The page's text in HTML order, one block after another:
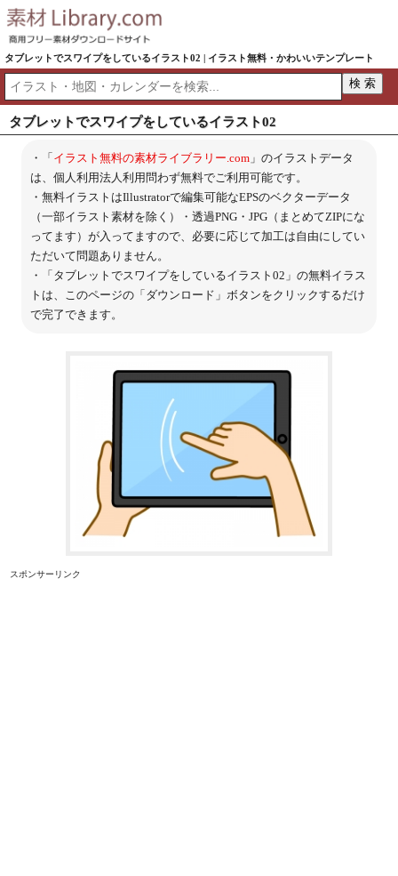
タブレットでスワイプをしているイラスト02 | イラスト無料・かわいいテンプレート
タブレットでスワイプをしているイラスト02
・「イラスト無料の素材ライブラリー.com」のイラストデータ
は、個人利用法人利用問わず無料でご利用可能です。
・無料イラストはIllustratorで編集可能なEPSのベクターデータ
（一部イラスト素材を除く）・透過PNG・JPG（まとめてZIPにな
ってます）が入ってますので、必要に応じて加工は自由にしてい
ただいて問題ありません。
・「タブレットでスワイプをしているイラスト02」の無料イラス
トは、このページの「ダウンロード」ボタンをクリックするだけ
で完了できます。
スポンサーリンク